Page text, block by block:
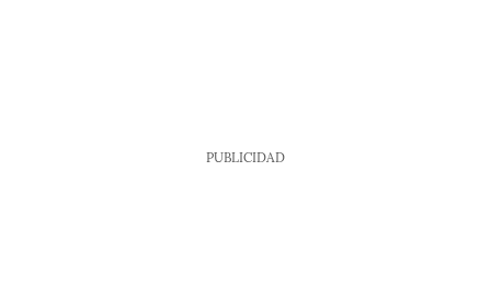
PUBLICIDAD